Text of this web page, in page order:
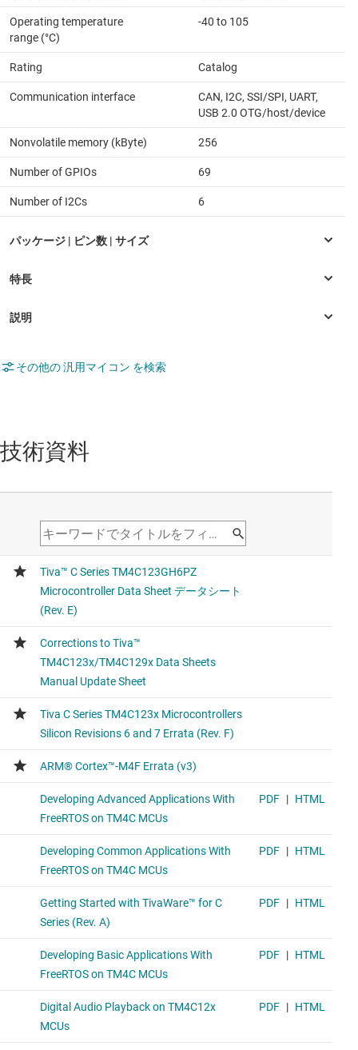
Operating temperature
range (°C)
-40 to 105
Rating Catalog
Communication interface
CAN, I2C, SSI/SPI, UART,
USB 2.0 OTG/host/device
Nonvolatile memory (kByte) 256
Number of GPIOs 69
Number of I2Cs 6
その他の 汎用マイコン を検索
技術資料